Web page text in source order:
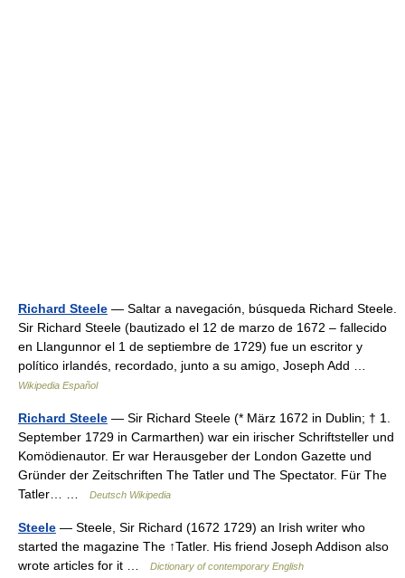
Richard Steele — Saltar a navegación, búsqueda Richard Steele.
Sir Richard Steele (bautizado el 12 de marzo de 1672 – fallecido
en Llangunnor el 1 de septiembre de 1729) fue un escritor y
político irlandés, recordado, junto a su amigo, Joseph Add …
Wikipedia Español
Richard Steele — Sir Richard Steele (* März 1672 in Dublin; † 1.
September 1729 in Carmarthen) war ein irischer Schriftsteller und
Komödienautor. Er war Herausgeber der London Gazette und
Gründer der Zeitschriften The Tatler und The Spectator. Für The
Tatler… …
Deutsch Wikipedia
Steele — Steele, Sir Richard (1672 1729) an Irish writer who
started the magazine The ↑Tatler. His friend Joseph Addison also
wrote articles for it …
Dictionary of contemporary English